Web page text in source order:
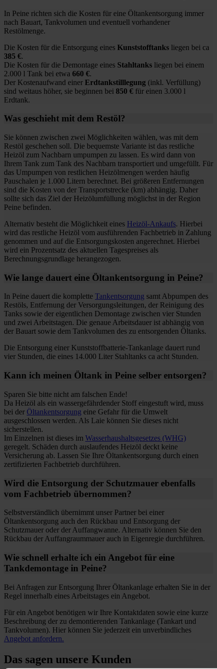
In Peine richten sich die Kosten für eine Öltankentsorgung immer
nach Bauart, Tankvolumen und eventuell vorhandener
Restölmenge.
Die Kosten für die Entsorgung eines Kunststofftanks liegen bei ca
385 €.
Die Kosten für die Demontage eines Stahltanks liegen bei einem
2.000 l Tank bei etwa 660 €.
Der Kostenaufwand einer Erdtankstilllegung (inkl. Verfüllung)
sind weitaus höher, sie beginnen bei 850 € für einen 3.000 l
Erdtank.
Was geschieht mit dem Restöl?
Sie können zwischen zwei Möglichkeiten wählen, was mit dem
Restöl geschehen soll. Die bequemste Variante ist das restliche
Heizöl zum Nachbarn umpumpen zu lassen. Es wird dann von
Ihrem Tank zum Tank des Nachbarn transportiert und umgefüllt. Für
das Umpumpen von restlichen Heizölmengen werden häufig
Pauschalen je 1.000 Litern berechnet. Bei größeren Entfernungen
sind die Kosten von der Transportstrecke (km) abhängig. Daher
sollte sich das Ziel der Heizölumfüllung möglichst in der Region
Peine befinden.
Alternativ besteht die Möglichkeit eines Heizöl-Ankaufs. Hierbei
wird das restliche Heizöl vom ausführenden Fachbetrieb in Zahlung
genommen und auf die Entsorgungskosten angerechnet. Hierbei
wird ein Prozentsatz des aktuellen Tagespreises als
Berechnungsgrundlage herangezogen.
Wie lange dauert eine Öltankentsorgung in Peine?
In Peine dauert die komplette Tankentsorgung samt Abpumpen des
Restöls, Entfernung der Versorgungsleitungen, der Reinigung des
Tanks sowie der eigentlichen Demontage zwischen vier Stunden
und zwei Arbeitstagen. Die genaue Arbeitsdauer ist abhängig von
der Bauart sowie dem Tankvolumen des zu entsorgenden Öltanks.
Die Entsorgung einer Kunststoffbatterie-Tankanlage dauert rund
vier Stunden, die eines 14.000 Liter Stahltanks ca acht Stunden.
Kann ich meinen Öltank in Peine selber entsorgen?
Sparen Sie bitte nicht am falschen Ende!
Da Heizöl als ein wassergefährdender Stoff eingestuft wird, muss
bei der Öltankentsorgung eine Gefahr für die Umwelt
ausgeschlossen werden. Als Laie können Sie dieses nicht
sicherstellen.
Im Einzelnen ist dieses im Wasserhaushaltsgesetzes (WHG)
geregelt. Schäden durch auslaufendes Heizöl deckt keine
Versicherung ab. Lassen Sie Ihre Öltankentsorgung durch einen
zertifizierten Fachbetrieb durchführen.
Wird die Entsorgung der Schutzmauer ebenfalls
vom Fachbetrieb übernommen?
Selbstverständlich übernimmt unser Partner bei einer
Öltankentsorgung auch den Rückbau und Entsorgung der
Schutzmauer oder der Auffangwanne. Alternativ können Sie den
Rückbau der Auffangraummauer auch in Eigenregie durchführen.
Wie schnell erhalte ich ein Angebot für eine
Tankdemontage in Peine?
Bei Anfragen zur Entsorgung Ihrer Öltankanlage erhalten Sie in der
Regel innerhalb eines Arbeitstages ein Angebot.
Für ein Angebot benötigen wir Ihre Kontaktdaten sowie eine kurze
Beschreibung der zu demontierenden Tankanlage (Tankart und
Tankvolumen). Hier können Sie jederzeit ein unverbindliches
Angebot anfordern.
Das sagen unsere Kunden